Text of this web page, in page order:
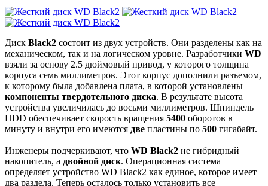
Диск Black2 состоит из двух устройств. Они разделены как на
механическом, так и на логическом уровне. Разработчики WD
взяли за основу 2.5 дюймовый привод, у которого толщина
корпуса семь миллиметров. Этот корпус дополнили разъемом,
к которому была добавлена плата, в которой установлены
компоненты твердотельного диска. В результате высота
устройства увеличилась до восьми миллиметров. Шпиндель
HDD обеспечивает скорость вращения 5400 оборотов в
минуту и внутри его имеются две пластины по 500 гигабайт.
Инженеры подчеркивают, что WD Black2 не гибридный
накопитель, а двойной диск. Операционная система
определяет устройство WD Black2 как единое, которое имеет
два раздела. Теперь осталось только установить все